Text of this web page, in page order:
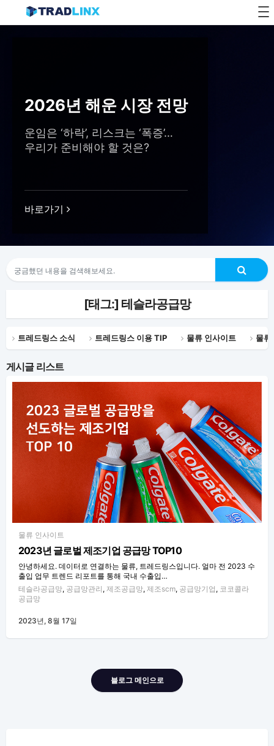
2026년 해운 시장 전망
운임은 ‘하락’, 리스크는 ‘폭증’…
우리가 준비해야 할 것은?
바로가기
[태그:] 테슬라공급망
게시글 리스트
물류 인사이트
2023년 글로벌 제조기업 공급망 TOP10
안녕하세요. 데이터로 연결하는 물류, 트레드링스입니다. 얼마 전 2023 수
출입 업무 트렌드 리포트를 통해 국내 수출입…
테슬라공급망, 공급망관리 , 제조공급망, 제조scm, 공급망기업 , 코코콜라
공급망
2023년, 8월 17일
블로그 메인으로
트레드링스 소식 트레드링스 이용 TIP 물류 인사이트 물류